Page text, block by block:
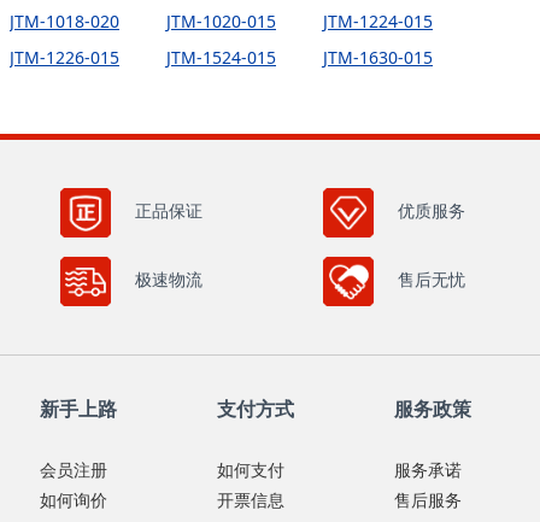
JTM-1018-020
JTM-1020-015
JTM-1224-015
JTM-1226-015
JTM-1524-015 JTM-1630-015
正品保证 优质服务
极速物流 售后无忧
新手上路
会员注册
如何询价
支付方式
如何支付
开票信息
服务政策
服务承诺
售后服务